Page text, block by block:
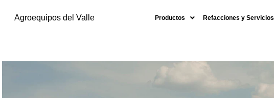
Agroequipos del Valle Productos Refacciones y Servicios